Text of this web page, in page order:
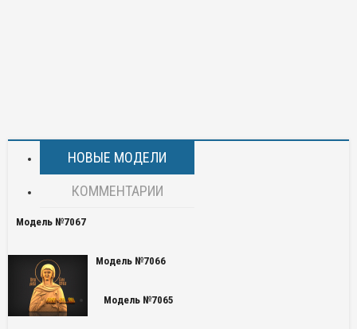
НОВЫЕ МОДЕЛИ
КОММЕНТАРИИ
Модель №7067
Модель №7066
Модель №7065